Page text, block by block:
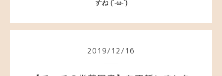
すね (´-ω-`)
2019/ 12 / 16